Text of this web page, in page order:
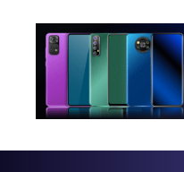
Pular para o conteúdo